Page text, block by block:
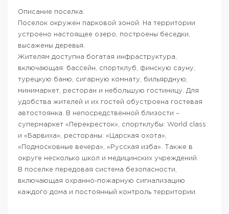
Описание поселка:
Поселок окружен парковой зоной. На территории
устроено настоящее озеро, построены беседки,
высажены деревья.
Жителям доступна богатая инфраструктура,
включающая: бассейн, спортклуб, финскую сауну,
турецкую баню, сигарную комнату, бильярдную,
минимаркет, ресторан и небольшую гостиницу. Для
удобства жителей и их гостей обустроена гостевая
автостоянка. В непосредственной близости –
супермаркет «Перекресток», спортклубы: World class
и «Барвиха», рестораны: «Царская охота»,
«Подмосковные вечера», «Русская изба». Также в
округе несколько школ и медицинских учреждений.
В поселке передовая система безопасности,
включающая охранно-пожарную сигнализацию
каждого дома и постоянный контроль территории.